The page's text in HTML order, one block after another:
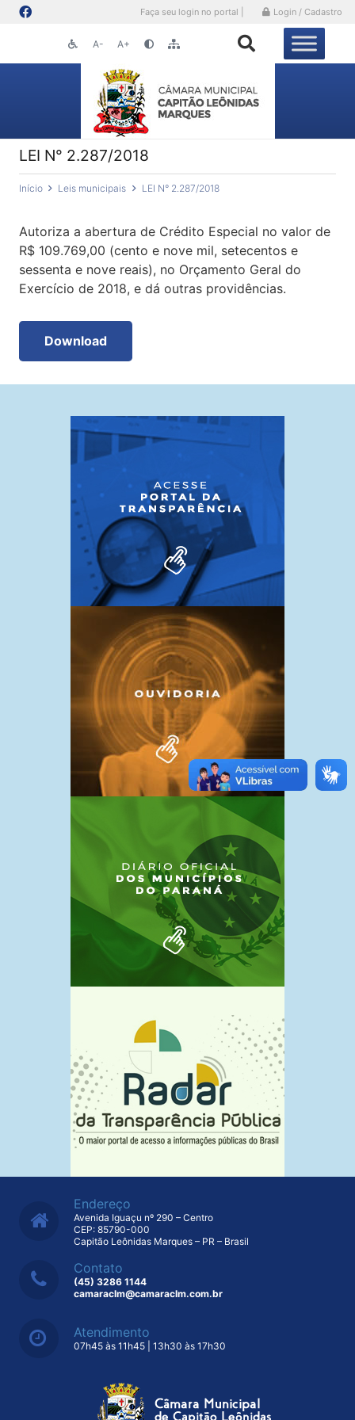
Faça seu login no portal | Login / Cadastro
A- A+
LEI N° 2.287/2018
Início Leis municipais LEI N° 2.287/2018
Autoriza a abertura de Crédito Especial no valor de
R$ 109.769,00 (cento e nove mil, setecentos e
sessenta e nove reais), no Orçamento Geral do
Exercício de 2018, e dá outras providências.
Download
Endereço
Avenida Iguaçu nº 290 – Centro
CEP: 85790-000
Capitão Leônidas Marques – PR – Brasil
Contato
(45) 3286 1144
camaraclm@camaraclm.com.br
Atendimento
07h45 às 11h45 | 13h30 às 17h30